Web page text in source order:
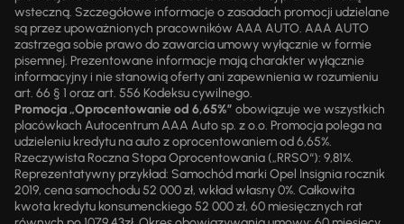
wsteczną. Szczegółowe informacje o zasadach promocji udzielane
są przez upoważnionych pracowników AAA AUTO. AAA AUTO
zastrzega sobie prawo do zawarcia umowy wyłącznie w formie
pisemnej. Prezentowane informacje mają charakter wyłącznie
informacyjny i nie stanowią oferty ani zapewnienia w rozumieniu
art. 66 § 1 oraz art. 556 Kodeksu cywilnego.
Promocja „Oprocentowanie od 6,65%” obowiązuje we wszystkich
placówkach Autocentrum AAA Auto sp. z o.o. Promocja polega na
udzieleniu kredytu na auto z oprocentowaniem od 6,65%.
Rzeczywista Roczna Stopa Oprocentowania („RRSO“): 9,81%.
Reprezentatywny przykład: Samochód marki Opel Insignia rocznik
2019, cena samochodu 52 000 zł, wkład własny 0%. Całkowita
kwota kredytu konsumenckiego 52 000 zł, 60 miesięcznych rat